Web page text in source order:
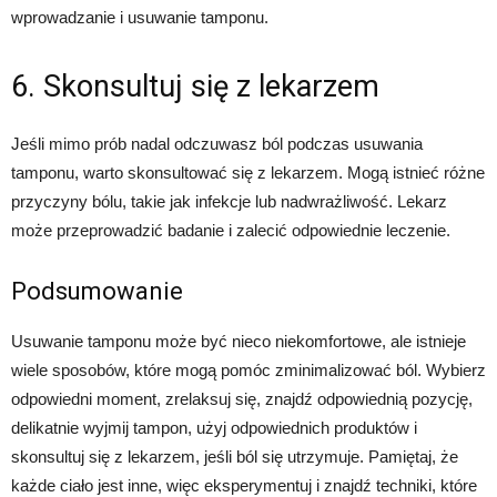
wprowadzanie i usuwanie tamponu.
6. Skonsultuj się z lekarzem
Jeśli mimo prób nadal odczuwasz ból podczas usuwania
tamponu, warto skonsultować się z lekarzem. Mogą istnieć różne
przyczyny bólu, takie jak infekcje lub nadwrażliwość. Lekarz
może przeprowadzić badanie i zalecić odpowiednie leczenie.
Podsumowanie
Usuwanie tamponu może być nieco niekomfortowe, ale istnieje
wiele sposobów, które mogą pomóc zminimalizować ból. Wybierz
odpowiedni moment, zrelaksuj się, znajdź odpowiednią pozycję,
delikatnie wyjmij tampon, użyj odpowiednich produktów i
skonsultuj się z lekarzem, jeśli ból się utrzymuje. Pamiętaj, że
każde ciało jest inne, więc eksperymentuj i znajdź techniki, które